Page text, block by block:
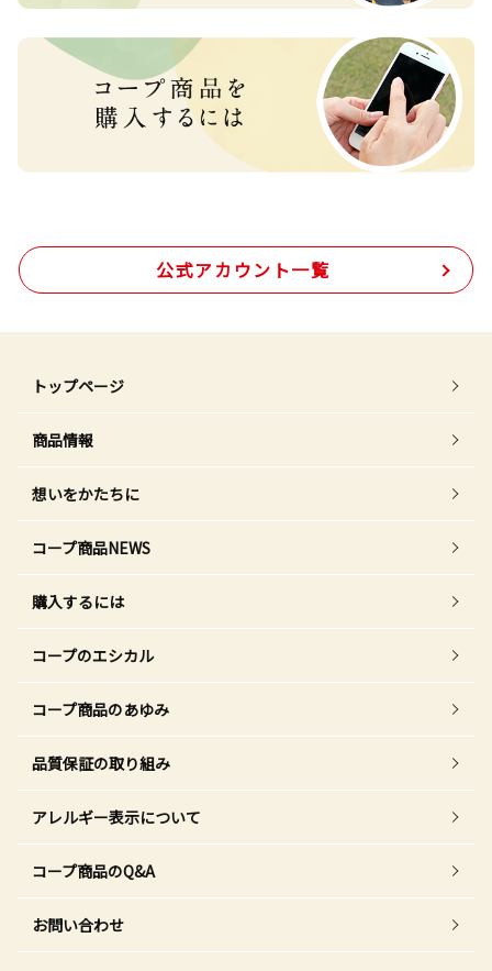
公式アカウント一覧
トップページ
商品情報
想いをかたちに
コープ商品NEWS
購入するには
コープのエシカル
コープ商品のあゆみ
品質保証の取り組み
アレルギー表示について
コープ商品のQ&A
お問い合わせ